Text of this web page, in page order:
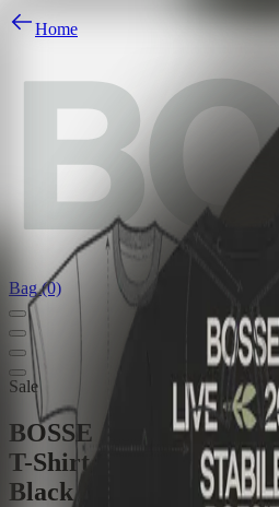
Home
Bag (0)
Sale
BOSSE
T-Shirt - Tourshirt 2026
Black